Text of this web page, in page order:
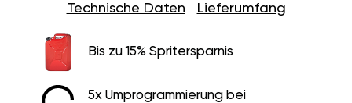
Technische Daten Lieferumfang
Bis zu 15% Spritersparnis
5x Umprogrammierung bei